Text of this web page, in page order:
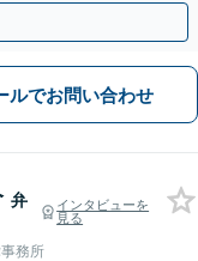
ルでお問い合わせ
弁
インタビューを
見る
務所